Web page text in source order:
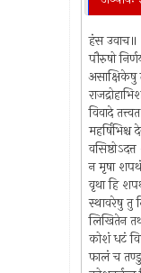
हंस उवाच॥
पौरुषो
असाक्षिकेषु
विवादे
महर्षिभिश्च
न मृषा शपथं
वृथा हि
स्थावरेषु तु
लिखितेन
कोशं धटं
फालं च